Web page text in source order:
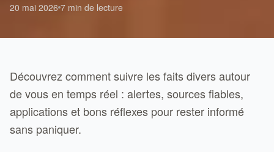
20 mai 2026 7 min de lecture
Découvrez comment suivre les faits divers autour
de vous en temps réel : alertes, sources fiables,
applications et bons réflexes pour rester informé
sans paniquer.